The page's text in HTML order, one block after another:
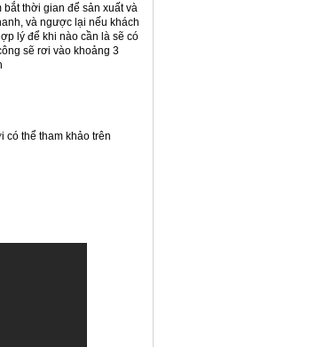
thời gian để sản xuất và
và ngược lại nếu khách
lý để khi nào cần là sẽ có
sẽ rơi vào khoảng 3
có thể tham khảo trên